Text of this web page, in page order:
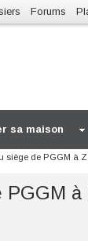
Forums
sa maison
siège de PGGM à
à